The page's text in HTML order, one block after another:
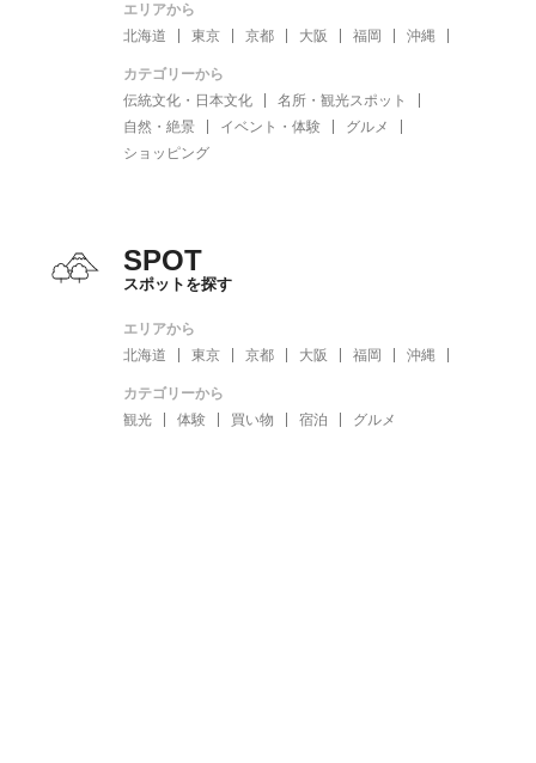
エリアから
北海道
東京 京都 大阪 福岡 沖縄
カテゴリーから
伝統文化・日本文化
名所・観光スポット
自然・絶景
イベント・体験
グルメ
ショッピング
SPOT
スポットを探す
エリアから
北海道
東京 京都 大阪 福岡 沖縄
カテゴリーから
観光
体験 買い物 宿泊 グルメ